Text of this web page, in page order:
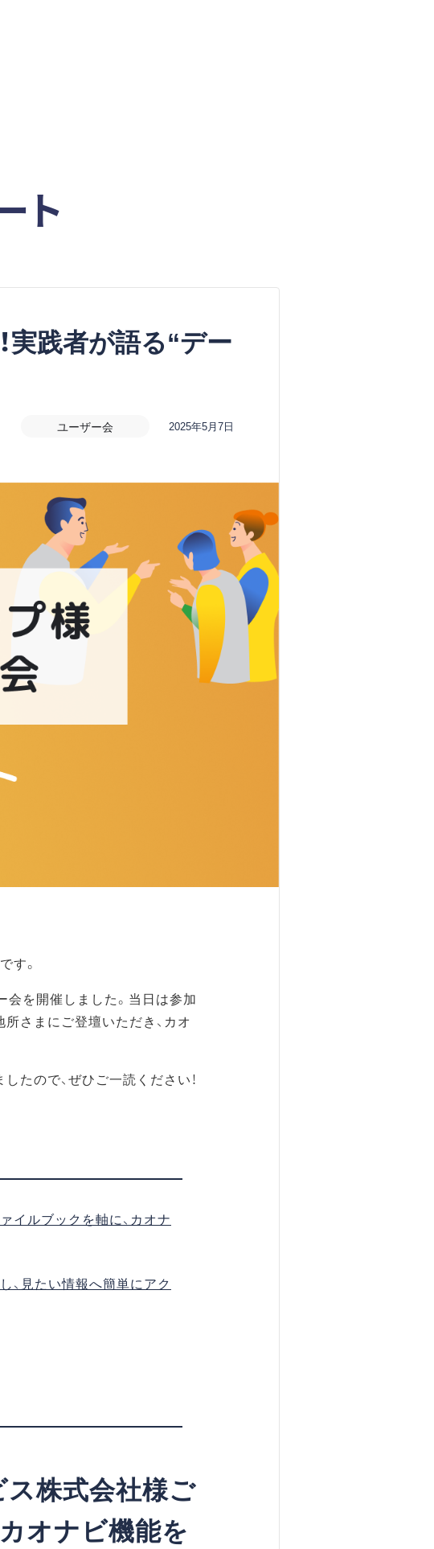
ト
実践者が語る“デー
2025年5月7日
ユーザー会
す。
会を開催しました。当日は参加
さまにご登壇いただき、カオ
たので、ぜひご一読ください！
イルブックを軸に、カオナ
、見たい情報へ簡単にアク
ス株式会社様ご
オナビ機能を